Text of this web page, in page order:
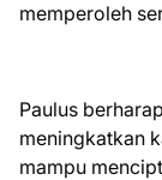
memperoleh
Paulus
meningkatkan
mampu